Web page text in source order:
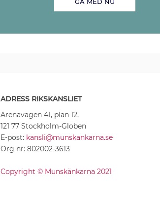
ADRESS RIKSKANSLIET
Arenavägen 41, plan 12,
121 77 Stockholm-Globen
E-post: kansli@munskankarna.se
Org nr: 802002-3613
Copyright © Munskänkarna 2021